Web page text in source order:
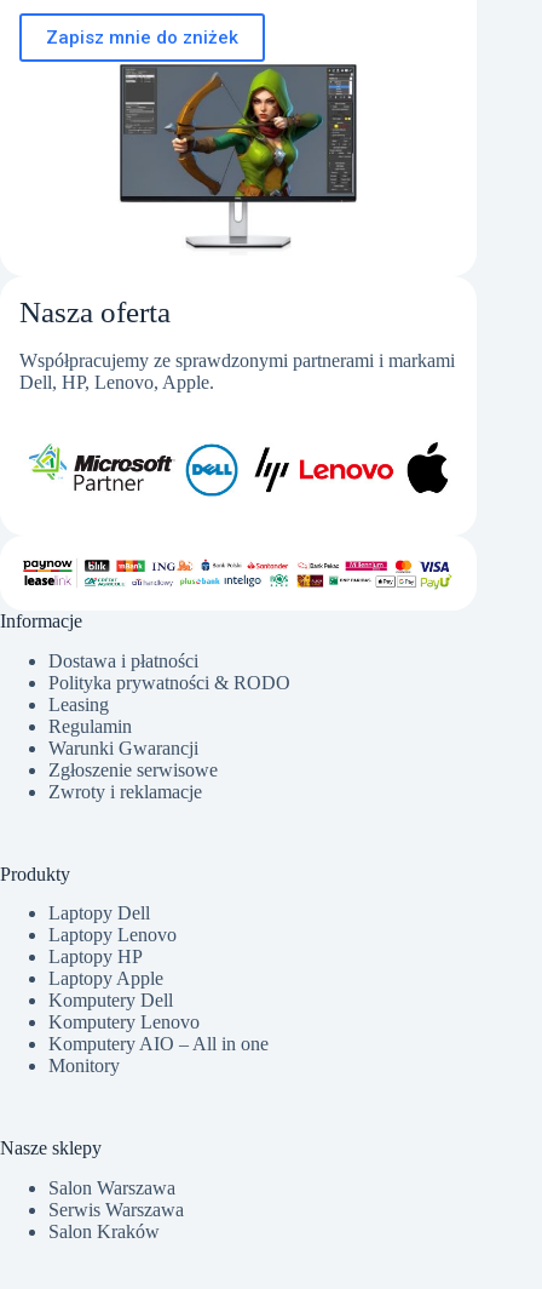
Zapisz mnie do zniżek
Nasza oferta
Współpracujemy ze sprawdzonymi partnerami i markami
Dell, HP, Lenovo, Apple.
Informacje
Dostawa i płatności
Polityka prywatności & RODO
Leasing
Regulamin
Warunki Gwarancji
Zgłoszenie serwisowe
Zwroty i reklamacje
Produkty
Laptopy Dell
Laptopy Lenovo
Laptopy HP
Laptopy Apple
Komputery Dell
Komputery Lenovo
Komputery AIO – All in one
Monitory
Nasze sklepy
Salon Warszawa
Serwis Warszawa
Salon Kraków